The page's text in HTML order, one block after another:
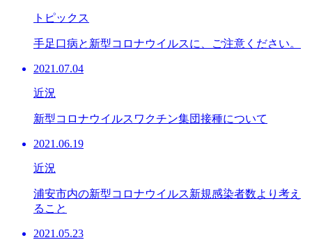
トピックス
手足口病と新型コロナウイルスに、ご注意ください。
2021.07.04
近況
新型コロナウイルスワクチン集団接種について
2021.06.19
近況
浦安市内の新型コロナウイルス新規感染者数より考え
ること
2021.05.23